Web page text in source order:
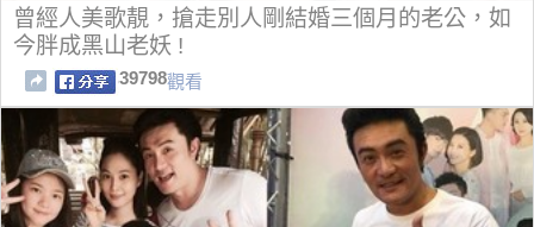
曾經人美歌靚，搶走別人剛結婚三個月的老公，如
今胖成黑山老妖 !
39798觀看